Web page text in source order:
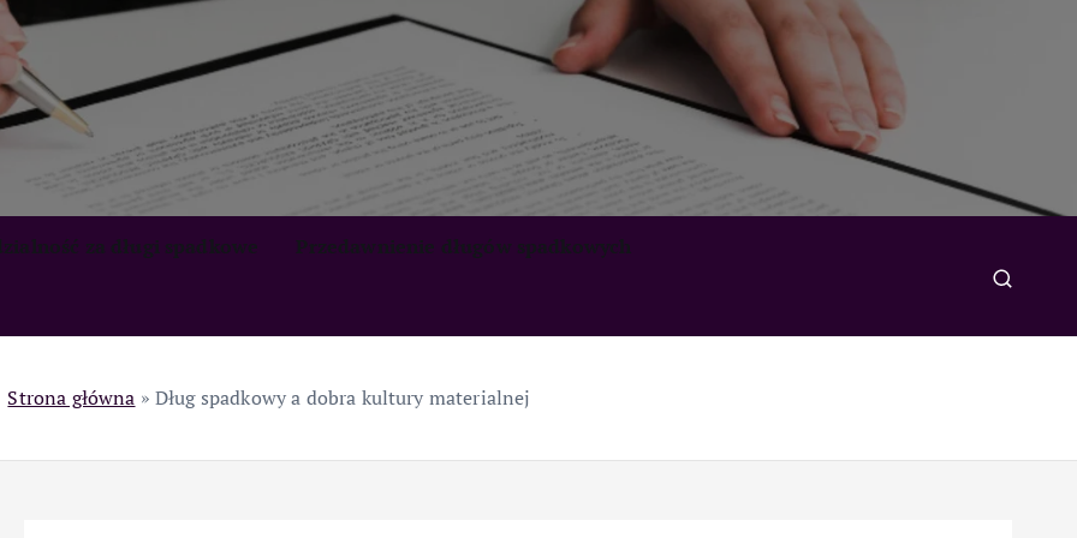
Strona główna » Dług spadkowy a dobra kultury materialnej